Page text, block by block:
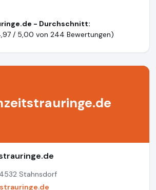
- Durchschnitt:
/ 5,00 von 244 Bewertungen)
Stahnsdorf